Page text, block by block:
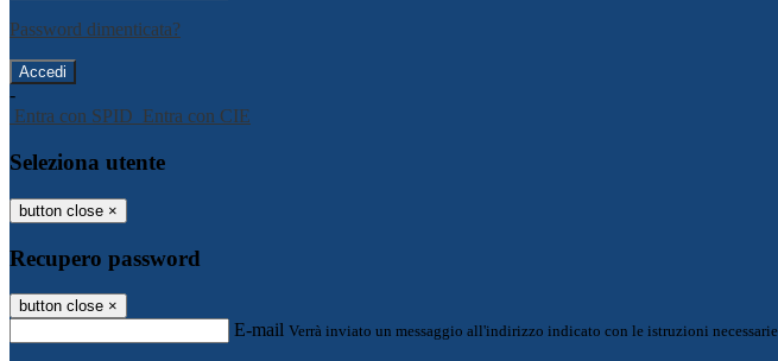
Password dimenticata?
-
Entra con SPID Entra con CIE
Seleziona utente
button close ×
Recupero password
button close ×
E-mail Verrà inviato un messaggio all'indirizzo indicato con le istruzioni